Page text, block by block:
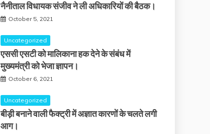
नैनीताल विधायक संजीव ने ली अधिकारियों की बैठक।
October 5, 2021
Uncategorized
एससी एसटी को मालिकाना हक देने के संबंध में
मुख्यमंत्री को भेजा ज्ञापन।
October 6, 2021
Uncategorized
बीड़ी बनाने वाली फैक्ट्री में अज्ञात कारणों के चलते लगी
आग।